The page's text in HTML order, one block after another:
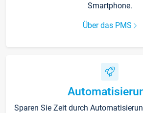
Smartphone.
Über das PMS
Sparen Sie Zeit durch